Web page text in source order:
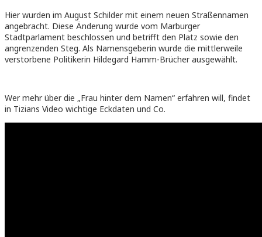
Hier wurden im August Schilder mit einem neuen Straßennamen
angebracht. Diese Änderung wurde vom Marburger
Stadtparlament beschlossen und betrifft den Platz sowie den
angrenzenden Steg. Als Namensgeberin wurde die mittlerweile
verstorbene Politikerin Hildegard Hamm-Brücher ausgewählt.
Wer mehr über die „Frau hinter dem Namen“ erfahren will, findet
in Tizians Video wichtige Eckdaten und Co.